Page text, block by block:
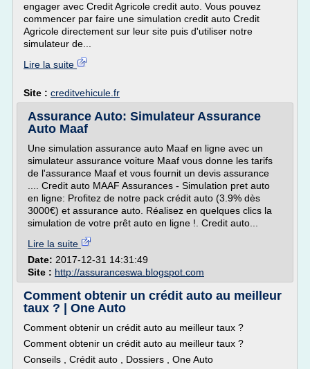
engager avec Credit Agricole credit auto. Vous pouvez
commencer par faire une simulation credit auto Credit
Agricole directement sur leur site puis d'utiliser notre
simulateur de...
Lire la suite
Site : creditvehicule.fr
Assurance Auto: Simulateur Assurance
Auto Maaf
Une simulation assurance auto Maaf en ligne avec un
simulateur assurance voiture Maaf vous donne les tarifs
de l'assurance Maaf et vous fournit un devis assurance
.... Credit auto MAAF Assurances - Simulation pret auto
en ligne: Profitez de notre pack crédit auto (3.9% dès
3000€) et assurance auto. Réalisez en quelques clics la
simulation de votre prêt auto en ligne !. Credit auto...
Lire la suite
Date: 2017-12-31 14:31:49
Site : http://assuranceswa.blogspot.com
Comment obtenir un crédit auto au meilleur
taux ? | One Auto
Comment obtenir un crédit auto au meilleur taux ?
Comment obtenir un crédit auto au meilleur taux ?
Conseils , Crédit auto , Dossiers , One Auto